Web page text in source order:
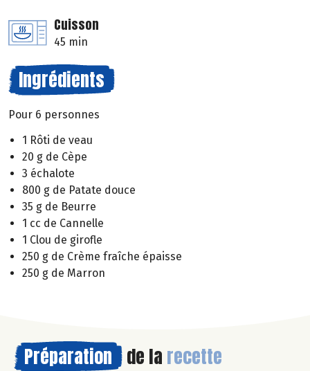
Cuisson
45 min
Ingrédients
Pour 6 personnes
1 Rôti de veau
20 g de Cèpe
3 échalote
800 g de Patate douce
35 g de Beurre
1 cc de Cannelle
1 Clou de girofle
250 g de Crème fraîche épaisse
250 g de Marron
Préparation de la recette